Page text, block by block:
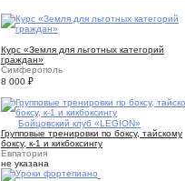
Курс «Земля для льготных категорий
граждан»
Симферополь
8 000 ₽
Бойцовский клуб «LEGION»
Групповые тренировки по боксу, тайскому
боксу, к-1 и кикбоксингу
Евпатория
не указана